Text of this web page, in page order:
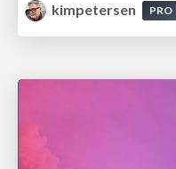
kimpetersen
PRO